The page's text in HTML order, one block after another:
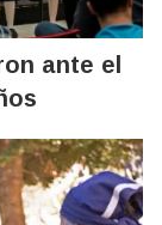
ante el